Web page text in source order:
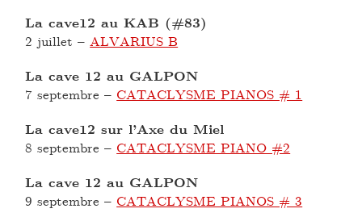
La cave12 au KAB (#83)
2 juillet –ALVARIUS B
La cave 12 au GALPON
7 septembre – CATACLYSME PIANOS # 1
La cave12 sur l’Axe du Miel
8 septembre – CATACLYSME PIANO #2
La cave 12 au GALPON
9 septembre – CATACLYSME PIANOS # 3